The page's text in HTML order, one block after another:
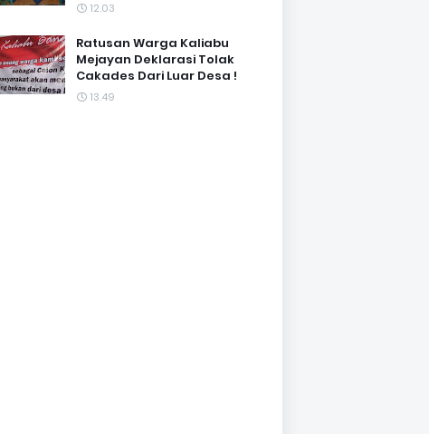
12.03
Ratusan Warga Kaliabu
Mejayan Deklarasi Tolak
Cakades Dari Luar Desa !
13.49